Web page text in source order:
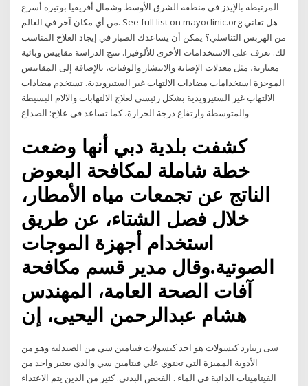
المرتبطة بالإيدز في منطقة الشرق الأوسط وشمال أفريقيا بوتيرة أسرع
من أي مكان آخر في العالم. See full list on mayoclinic.org هل تعاني
من الهربس التناسلي؟ يمكن أن يساعدك الصبار في إيجاد العلاج المناسب
لك. تعرف على الاستخدامات الأخرى للألوفيرا. تنتج الدراسة مقاييس وبائية
معيارية، مثل معدلات الإصابة والانتشار والوفيات، بالإضافة إلى المقاييس
الموجزة استخدامات مضادات الالتهاب غير الستيرويدية. تستخدم مضادات
الالتهاب غير الستيرويدية بشكل رئيسي لعلاج الالتهابات والآلام البسيطة
والمتوسطة وارتفاع درجة الحرارة، كما تساعد في علاج: الصداع
كشفت بلدية دبي أنها وضعت
خطة شاملة لمكافحة البعوض
الناتج عن تجمعات مياه الأمطار،
خلال فصل الشتاء، عن طريق
استخدام أجهزة الموجات
الصوتية.وقال مدير قسم مكافحة
آفات الصحة العامة، المهندس
هشام عبدالرحمن اليحيى، إن
سى ريتارد كبسولات هو احد كبسولات فيتامين سي من الصيدليه وهو من
الأدوية المميزة التي تحتوي علي فيتامين سي والذي يعتبر واحد من
الفيتامينات الذائبة في الماء . الفحص البدني. كثير من الذين يتم الاعتداء